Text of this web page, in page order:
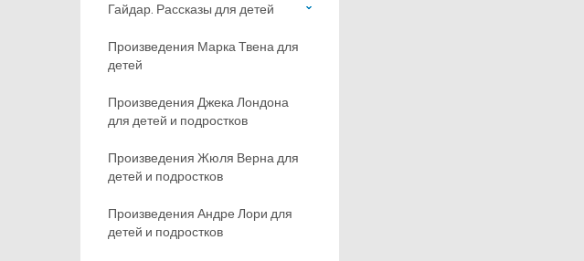
Гайдар. Рассказы для детей
Произведения Марка Твена для
детей
Произведения Джека Лондона
для детей и подростков
Произведения Жюля Верна для
детей и подростков
Произведения Андре Лори для
детей и подростков